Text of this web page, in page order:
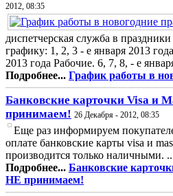
2012, 08:35
диспетчерская служба в
графику: 1, 2, 3 - е января 2013
2013 года Рабочие. 6, 7, 8, - е
Подробнее... График работы в
Банковские карточки Visa и
принимаем! 26 Декабря - 2012, 08:35
Еще раз информируем
оплате банковские карты visa и
производится только наличными.
Подробнее... Банковские
НЕ принимаем!